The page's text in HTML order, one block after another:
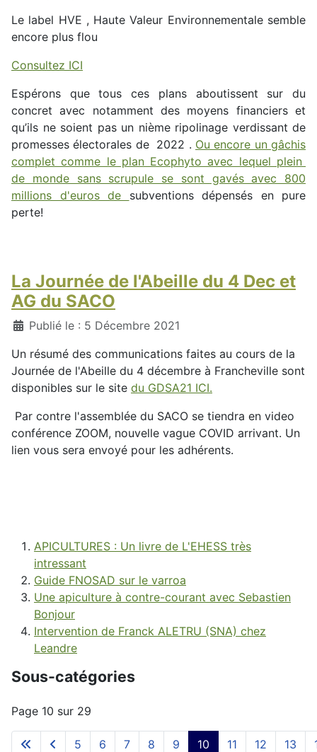
Le label HVE , Haute Valeur Environnementale semble
encore plus flou
Consultez ICI
Espérons que tous ces plans aboutissent sur du
concret avec notamment des moyens financiers et
qu’ils ne soient pas un nième ripolinage verdissant de
promesses électorales de 2022 . Ou encore un gâchis
complet comme le plan Ecophyto avec lequel plein
de monde sans scrupule se sont gavés avec 800
millions d'euros de subventions dépensés en pure
perte!
La Journée de l'Abeille du 4 Dec et
AG du SACO
DétailsPublié le : 5 Décembre 2021
Un résumé des communications faites au cours de la
Journée de l'Abeille du 4 décembre à Francheville sont
disponibles sur le site du GDSA21 ICI.
Par contre l'assemblée du SACO se tiendra en video
conférence ZOOM, nouvelle vague COVID arrivant. Un
lien vous sera envoyé pour les adhérents.
APICULTURES : Un livre de L'EHESS très
intressant
Guide FNOSAD sur le varroa
Une apiculture à contre-courant avec Sebastien
Bonjour
Intervention de Franck ALETRU (SNA) chez
Leandre
Sous-catégories
Page 10 sur 29
5 6 7 8 9 10 11 12 13